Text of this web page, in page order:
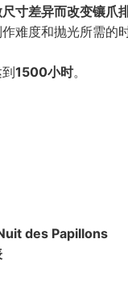
寸差异而改变镶爪
难度和抛光所需的时
1500小时。
des Papillons